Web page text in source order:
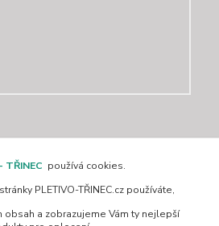
TŘINEC používá cookies.
PLETIVO-TŘINEC.cz používáte,
a zobrazujeme Vám ty nejlepší